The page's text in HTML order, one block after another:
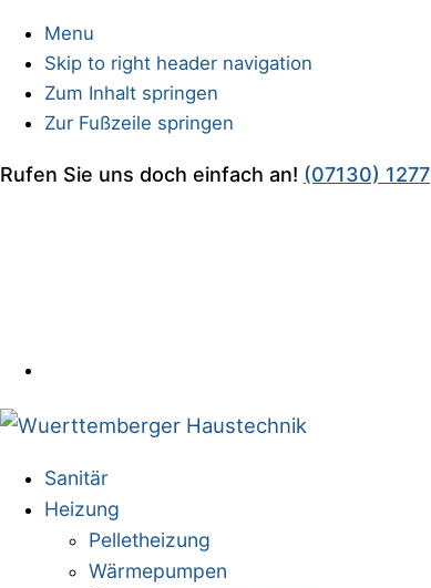
Menu
Skip to right header navigation
Zum Inhalt springen
Zur Fußzeile springen
Before
Rufen Sie uns doch einfach an! (07130) 1277
Sanitärinstallationen
Sanitär
Heizung
Pelletheizung
Wärmepumpen